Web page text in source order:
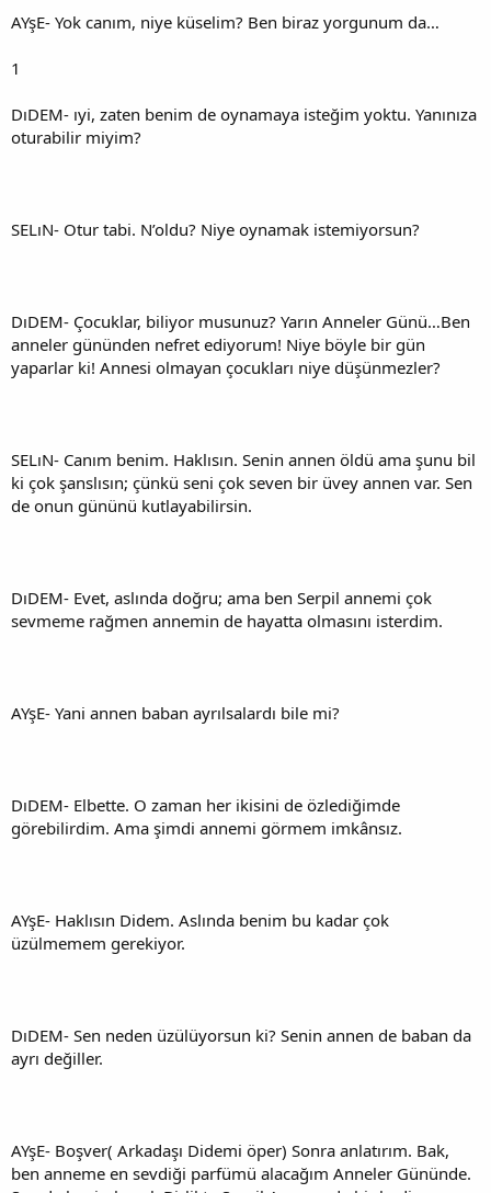
AYşE- Yok canım, niye küselim? Ben biraz yorgunum da…
1
DıDEM- ıyi, zaten benim de oynamaya isteğim yoktu. Yanınıza
oturabilir miyim?
SELıN- Otur tabi. N’oldu? Niye oynamak istemiyorsun?
DıDEM- Çocuklar, biliyor musunuz? Yarın Anneler Günü…Ben
anneler gününden nefret ediyorum! Niye böyle bir gün
yaparlar ki! Annesi olmayan çocukları niye düşünmezler?
SELıN- Canım benim. Haklısın. Senin annen öldü ama şunu bil
ki çok şanslısın; çünkü seni çok seven bir üvey annen var. Sen
de onun gününü kutlayabilirsin.
DıDEM- Evet, aslında doğru; ama ben Serpil annemi çok
sevmeme rağmen annemin de hayatta olmasını isterdim.
AYşE- Yani annen baban ayrılsalardı bile mi?
DıDEM- Elbette. O zaman her ikisini de özlediğimde
görebilirdim. Ama şimdi annemi görmem imkânsız.
AYşE- Haklısın Didem. Aslında benim bu kadar çok
üzülmemem gerekiyor.
DıDEM- Sen neden üzülüyorsun ki? Senin annen de baban da
ayrı değiller.
AYşE- Boşver( Arkadaşı Didemi öper) Sonra anlatırım. Bak,
ben anneme en sevdiği parfümü alacağım Anneler Gününde.